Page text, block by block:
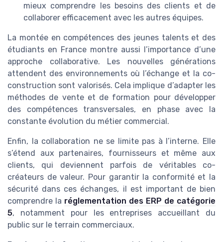
mieux comprendre les besoins des clients et de
collaborer efficacement avec les autres équipes.
La montée en compétences des jeunes talents et des
étudiants en France montre aussi l’importance d’une
approche collaborative. Les nouvelles générations
attendent des environnements où l’échange et la co-
construction sont valorisés. Cela implique d’adapter les
méthodes de vente et de formation pour développer
des compétences transversales, en phase avec la
constante évolution du métier commercial.
Enfin, la collaboration ne se limite pas à l’interne. Elle
s’étend aux partenaires, fournisseurs et même aux
clients, qui deviennent parfois de véritables co-
créateurs de valeur. Pour garantir la conformité et la
sécurité dans ces échanges, il est important de bien
comprendre la réglementation des ERP de catégorie
5, notamment pour les entreprises accueillant du
public sur le terrain commerciaux.